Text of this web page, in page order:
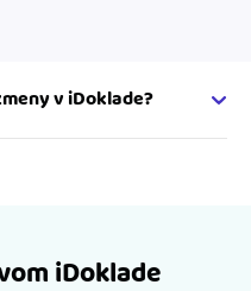
v iDoklade?
alebo cez odkaz,
iDoklade